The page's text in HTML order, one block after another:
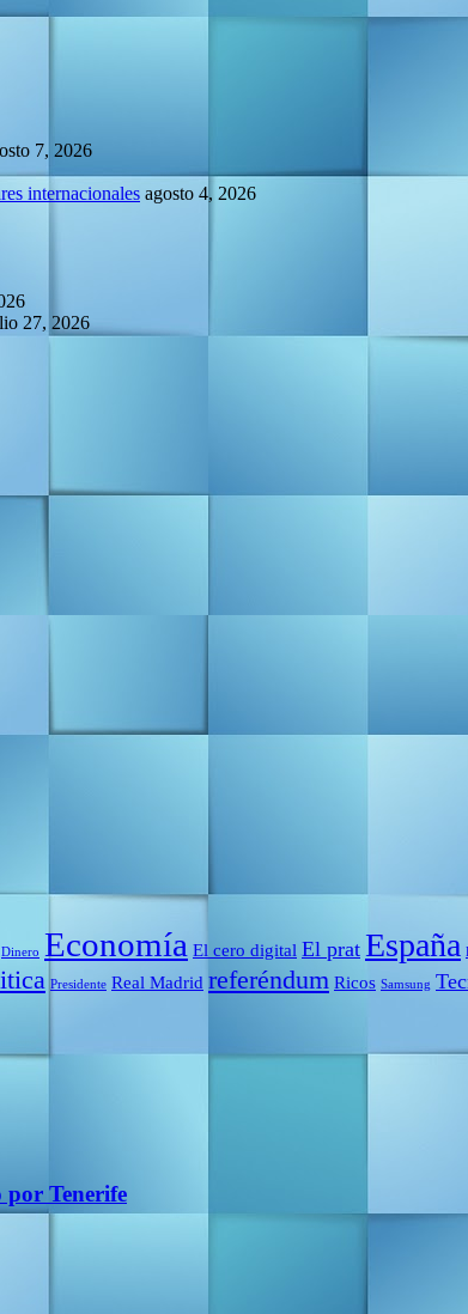
7, 2026
internacionales agosto 4, 2026
27, 2026
Dinero Economía El cero digital El prat España
Presidente Real Madrid referéndum Ricos Samsung
por Tenerife